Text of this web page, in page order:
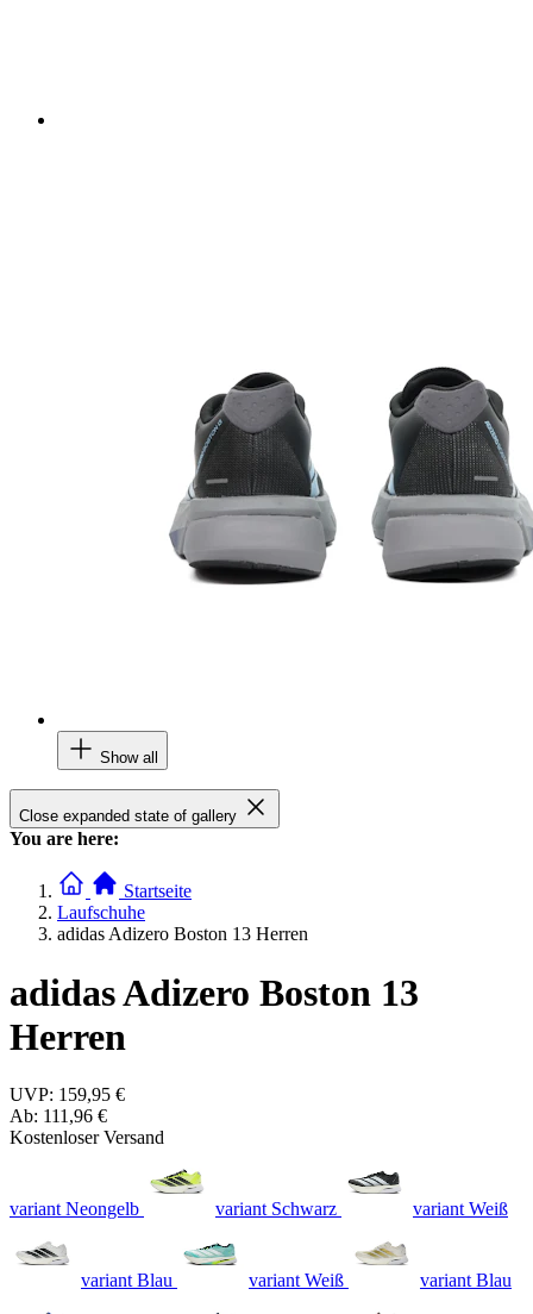
Show all
Close expanded state of gallery
You are here:
Startseite
Laufschuhe
adidas Adizero Boston 13 Herren
adidas Adizero Boston 13
Herren
UVP: 159,95 €
Ab: 111,96 €
Kostenloser Versand
variant Neongelb variant Schwarz variant Weiß
variant Blau variant Weiß variant Blau